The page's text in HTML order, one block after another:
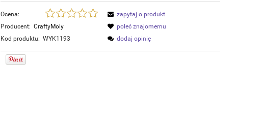
Ocena:
Producent: CraftyMoly
Kod produktu: WYK1193
zapytaj o produkt
poleć znajomemu
dodaj opinię